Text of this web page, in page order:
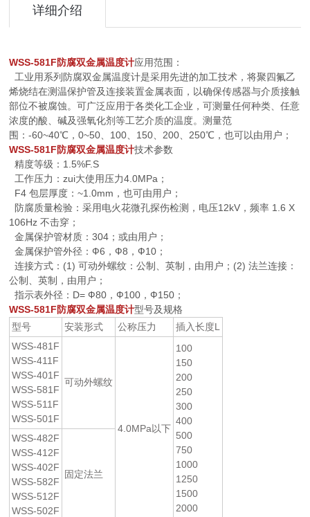
详细介绍
WSS-581F防腐双金属温度计应用范围：
工业用系列防腐双金属温度计是采用先进的加工技术，将聚四氟乙
烯烧结在测温保护管及连接装置金属表面，以确保传感器与介质接触
部位不被腐蚀。可广泛应用于各类化工企业，可测量任何种类、任意
浓度的酸、碱及强氧化剂等工艺介质的温度。测量范
围：-60~40℃，0~50、100、150、200、250℃，也可以由用户；
WSS-581F防腐双金属温度计技术参数
精度等级：1.5%F.S
工作压力：zui大使用压力4.0MPa；
F4 包层厚度：~1.0mm，也可由用户；
防腐质量检验：采用电火花微孔探伤检测，电压12kV，频率 1.6 X
106Hz 不击穿；
金属保护管材质：304；或由用户；
金属保护管外径：Ф6，Ф8，Ф10；
连接方式：(1) 可动外螺纹：公制、英制，由用户；(2) 法兰连接：
公制、英制，由用户；
指示表外径：D= Ф80，Ф100，Ф150；
WSS-581F防腐双金属温度计型号及规格
型号
安装形式 公称压力
插入长度L
WSS-481F
WSS-411F
WSS-401F
WSS-581F
WSS-511F
WSS-501F
可动外螺纹
4.0MPa以下
100
150
200
250
300
400
500
750
1000
1250
1500
2000
WSS-482F
WSS-412F
WSS-402F
WSS-582F
WSS-512F
WSS-502F
固定法兰